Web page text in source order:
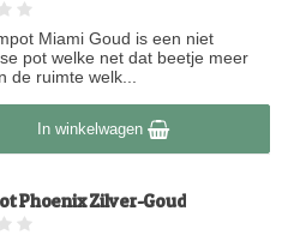
Miami Goud is een niet
pot welke net dat beetje meer
de ruimte welk...
In winkelwagen
Phoenix Zilver-Goud